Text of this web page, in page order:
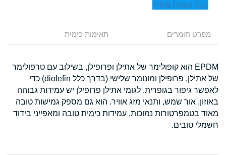
קבל הצעת מחיר
מפרט חומרים תאימות כימית
EPDM הוא קופולימר של אתילן ופרופילן, בשילוב עם טרפולימר
של אתילן, פרופילן ומונומר שלישי (בדרך כלל diolefin) כדי
לאפשר גיפור בגופרית. לגומי אתילן פרופילן יש עמידות גבוהה
באוזון, אור שמש, ותנאי מזג אוויר. הוא גם מספק גמישות טובה
מאוד בטמפרטורות נמוכות, עמידות כימית טובה ומאפייני בידוד
חשמלי טובים.